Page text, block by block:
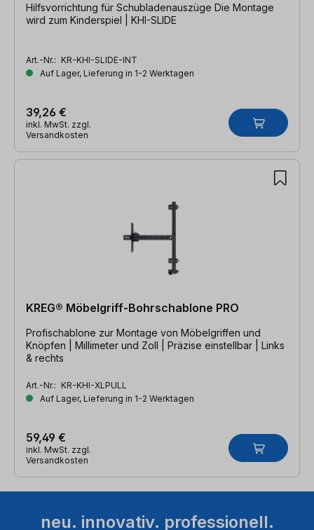
Hilfsvorrichtung für Schubladenauszüge Die Montage
wird zum Kinderspiel | KHI-SLIDE
Art.-Nr.: KR-KHI-SLIDE-INT
Auf Lager, Lieferung in 1-2 Werktagen
39,26 €
inkl. MwSt. zzgl.
Versandkosten
KREG® Möbelgriff-Bohrschablone PRO
Profischablone zur Montage von Möbelgriffen und
Knöpfen | Millimeter und Zoll | Präzise einstellbar | Links
& rechts
Art.-Nr.: KR-KHI-XLPULL
Auf Lager, Lieferung in 1-2 Werktagen
59,49 €
inkl. MwSt. zzgl.
Versandkosten
neu. innovativ. professionell.